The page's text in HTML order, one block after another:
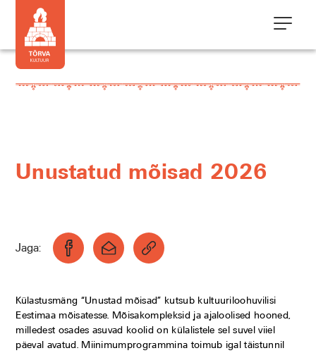
Unustatud mõisad 2026
Jaga:
Külastusmäng “Unustad mõisad” kutsub kultuuriloohuvilisi
Eestimaa mõisatesse. Mõisakompleksid ja ajaloolised hooned,
milledest osades asuvad koolid on külalistele sel suvel viiel
päeval avatud. Miinimumprogrammina toimub igal täistunnil